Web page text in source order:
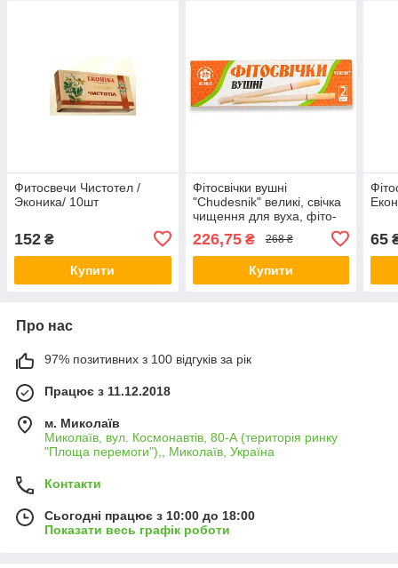
Фитосвечи Чистотел /
Эконика/ 10шт
152 ₴
Купити
Фітосвічки вушні
"Сhudesnik" великі, свічка
чищення для вуха, фіто-
(свечи для ушей)
226,75₴ 268 ₴
Купити
65
Про нас
97% позитивних з 100 відгуків за рік
Працює з 11.12.2018
м. Миколаїв
Миколаїв, вул. Космонавтів, 80-А (територія ринку
"Площа перемоги"),, Миколаїв, Україна
Контакти
Сьогодні працює з 10:00 до 18:00
Показати весь графік роботи